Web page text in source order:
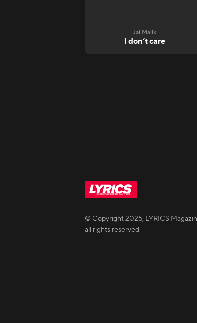
Jai Malik
I don‘t care
© Copyright2025, LYRICS Magazin
all rights reserved